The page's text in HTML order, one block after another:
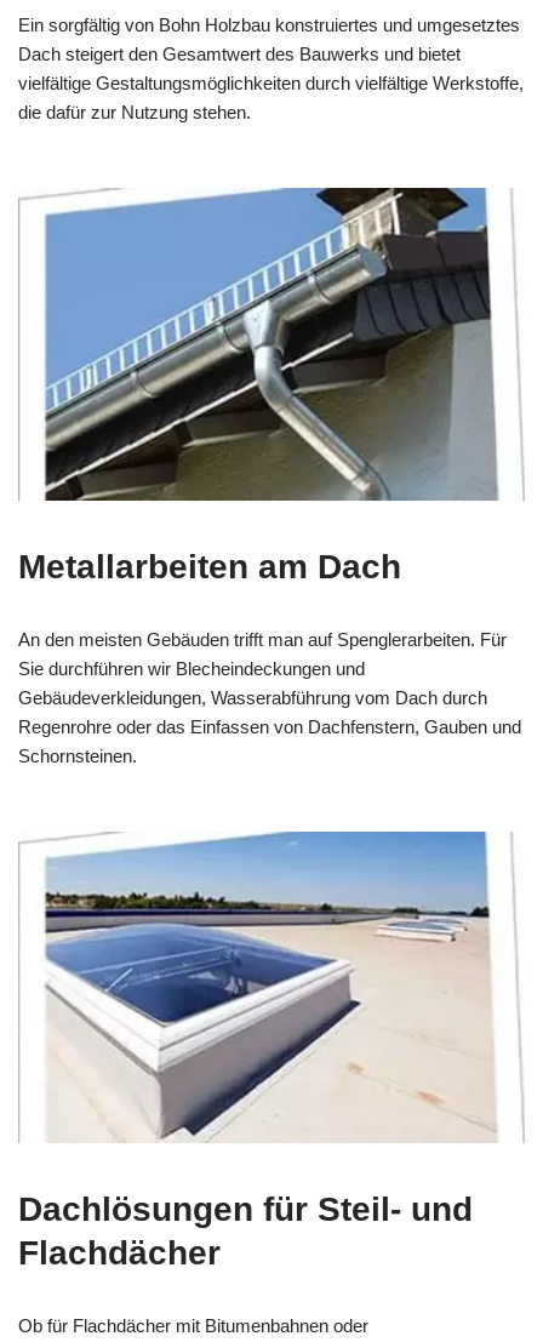
Ein sorgfältig von Bohn Holzbau konstruiertes und umgesetztes
Dach steigert den Gesamtwert des Bauwerks und bietet
vielfältige Gestaltungsmöglichkeiten durch vielfältige Werkstoffe,
die dafür zur Nutzung stehen.
Metallarbeiten am Dach
An den meisten Gebäuden trifft man auf Spenglerarbeiten. Für
Sie durchführen wir Blecheindeckungen und
Gebäudeverkleidungen, Wasserabführung vom Dach durch
Regenrohre oder das Einfassen von Dachfenstern, Gauben und
Schornsteinen.
Dachlösungen für Steil- und
Flachdächer
Ob für Flachdächer mit Bitumenbahnen oder